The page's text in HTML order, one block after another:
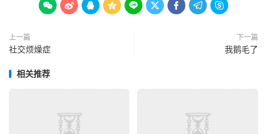
        
上一篇
社交烦燥症
下一篇
我鹅毛了
相关推荐